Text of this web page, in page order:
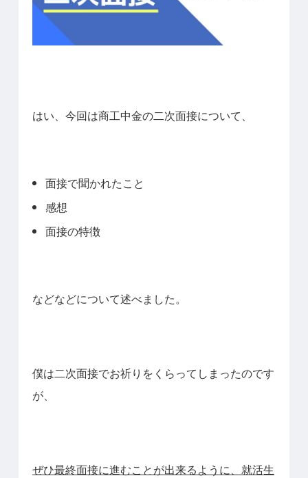
はい、今回は商工中金の二次面接について、
面接で聞かれたこと
感想
面接の特徴
などなどについて述べました。
僕は二次面接でお祈りをくらってしまったのです
が、
ぜひ最終面接に進むことが出来るように、就活生